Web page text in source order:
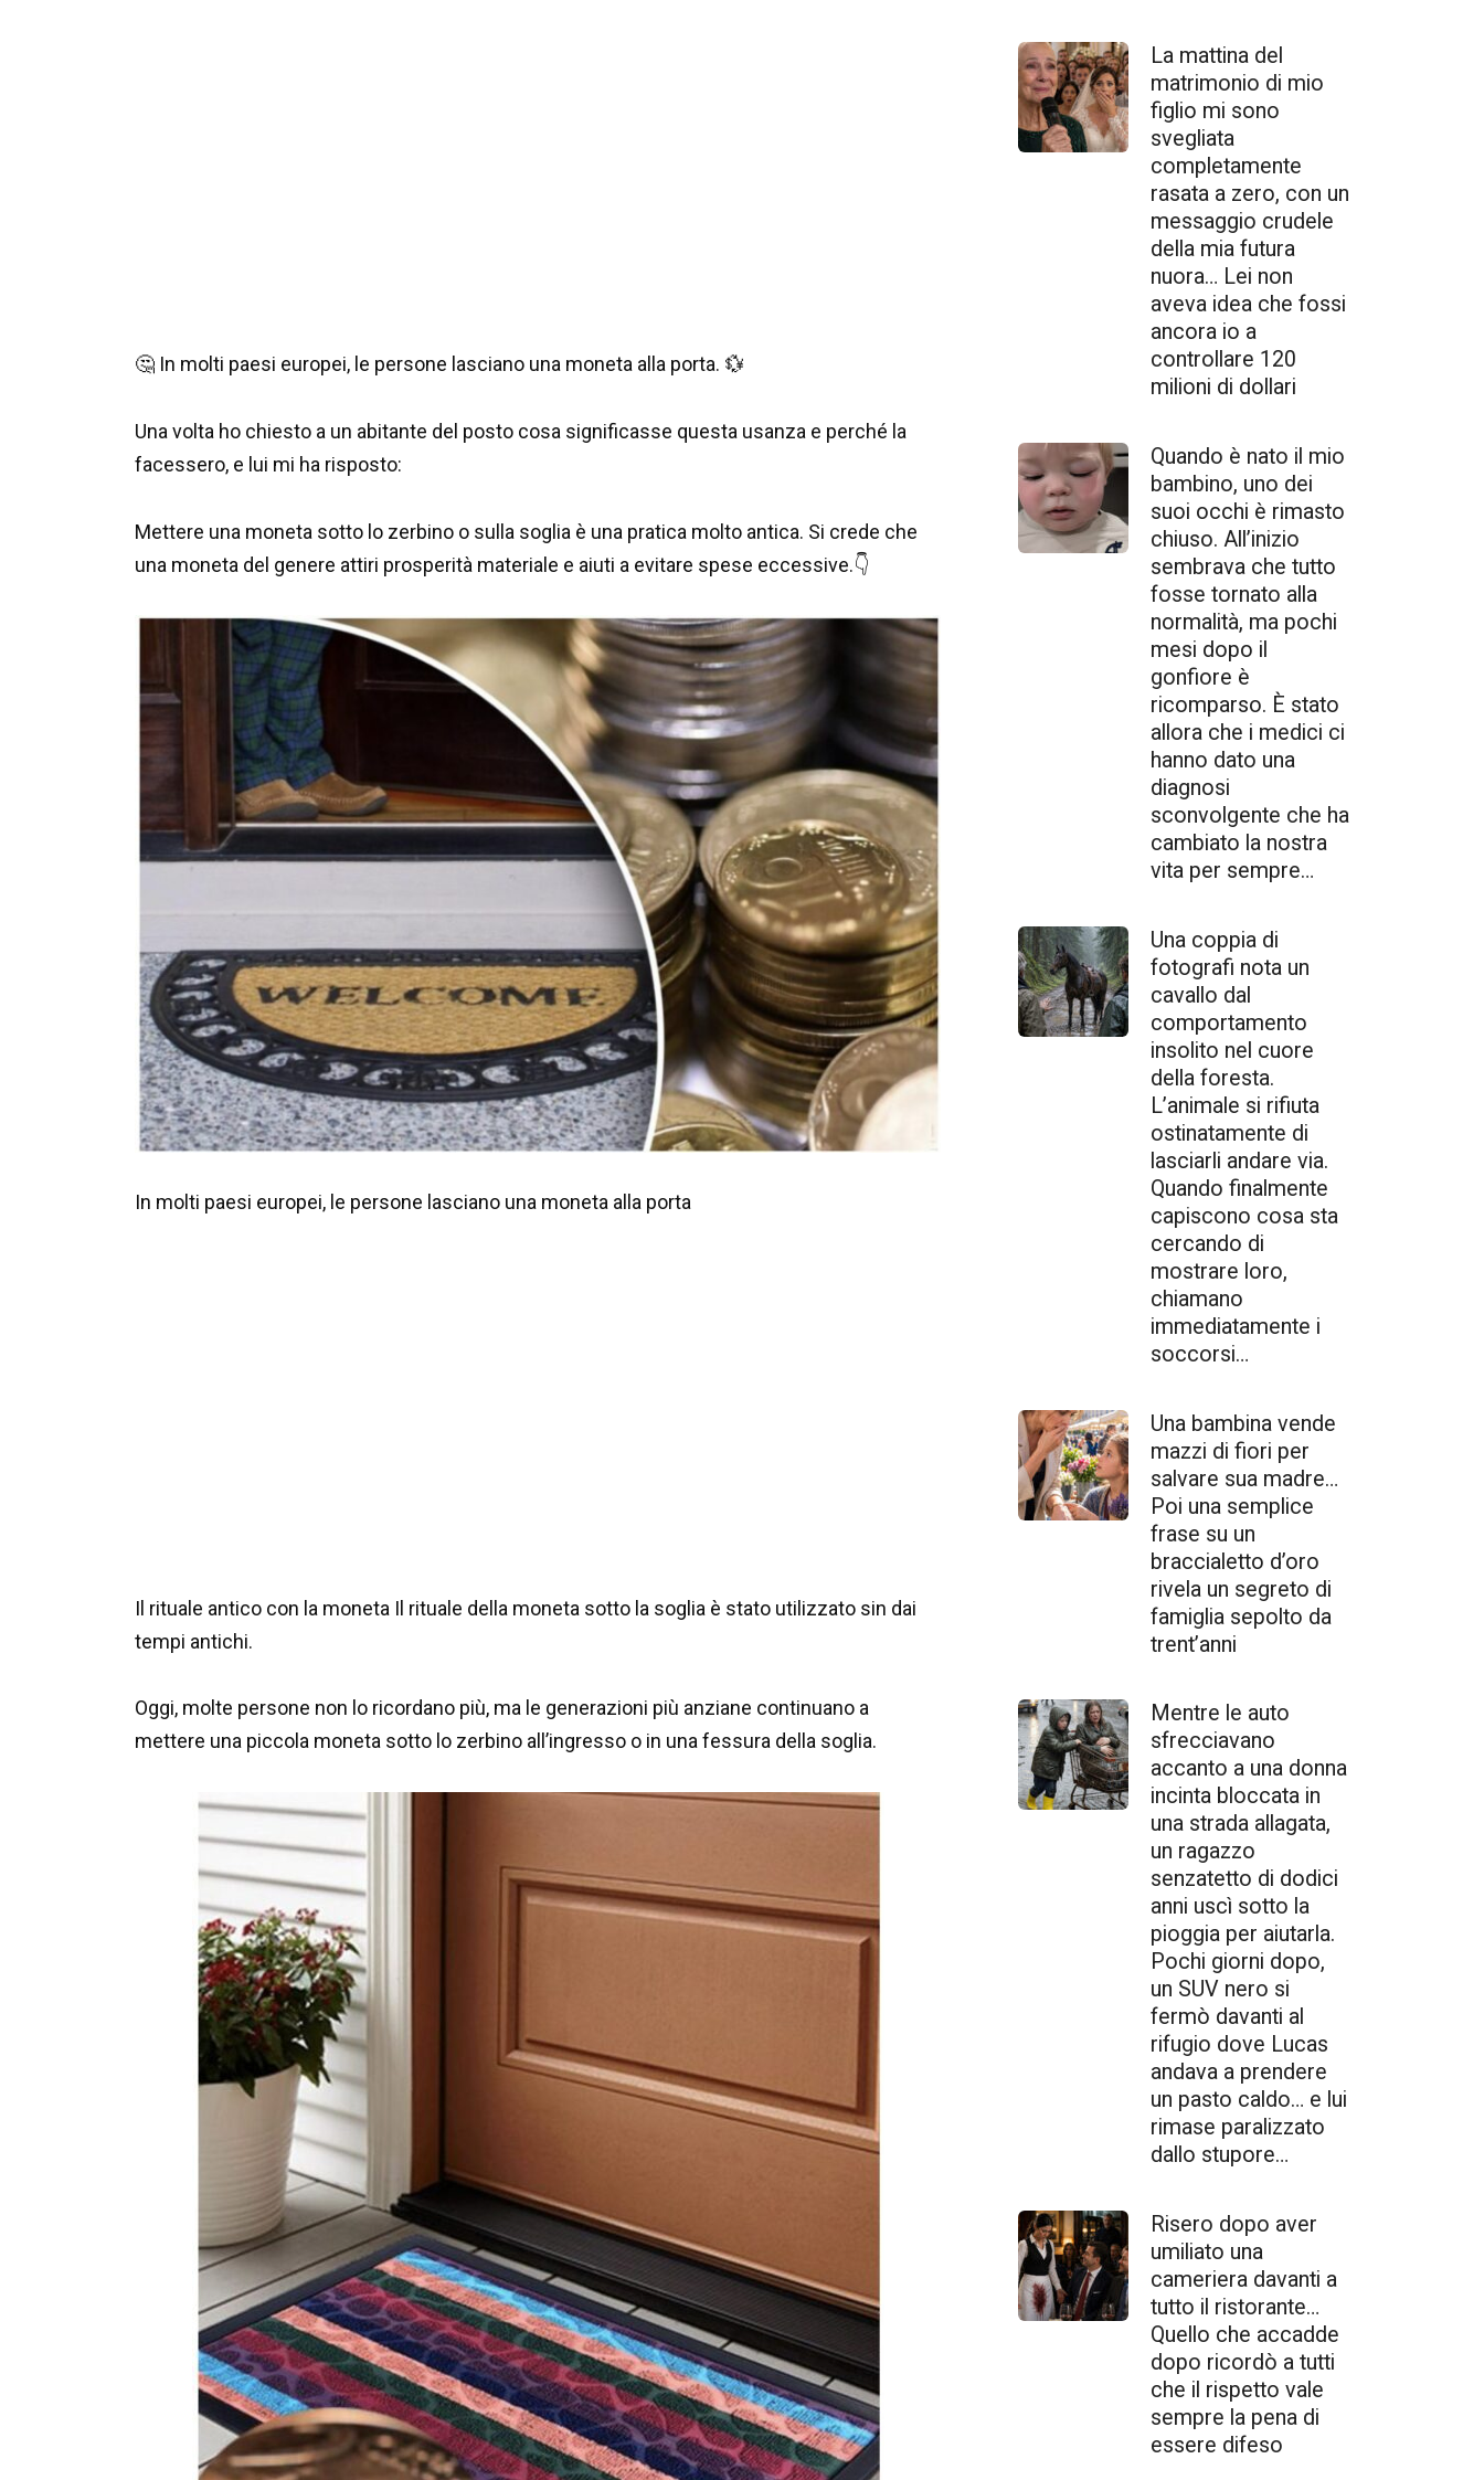
🤔 In molti paesi europei, le persone lasciano una moneta alla porta. 💱
Una volta ho chiesto a un abitante del posto cosa significasse questa usanza e perché la
facessero, e lui mi ha risposto:
Mettere una moneta sotto lo zerbino o sulla soglia è una pratica molto antica. Si crede che
una moneta del genere attiri prosperità materiale e aiuti a evitare spese eccessive.👇
In molti paesi europei, le persone lasciano una moneta alla porta
Il rituale antico con la moneta Il rituale della moneta sotto la soglia è stato utilizzato sin dai
tempi antichi.
Oggi, molte persone non lo ricordano più, ma le generazioni più anziane continuano a
mettere una piccola moneta sotto lo zerbino all’ingresso o in una fessura della soglia.
La mattina del
matrimonio di mio
figlio mi sono
svegliata
completamente
rasata a zero, con un
messaggio crudele
della mia futura
nuora… Lei non
aveva idea che fossi
ancora io a
controllare 120
milioni di dollari
Quando è nato il mio
bambino, uno dei
suoi occhi è rimasto
chiuso. All’inizio
sembrava che tutto
fosse tornato alla
normalità, ma pochi
mesi dopo il
gonfiore è
ricomparso. È stato
allora che i medici ci
hanno dato una
diagnosi
sconvolgente che ha
cambiato la nostra
vita per sempre…
Una coppia di
fotografi nota un
cavallo dal
comportamento
insolito nel cuore
della foresta.
L’animale si rifiuta
ostinatamente di
lasciarli andare via.
Quando finalmente
capiscono cosa sta
cercando di
mostrare loro,
chiamano
immediatamente i
soccorsi…
Una bambina vende
mazzi di fiori per
salvare sua madre…
Poi una semplice
frase su un
braccialetto d’oro
rivela un segreto di
famiglia sepolto da
trent’anni
Mentre le auto
sfrecciavano
accanto a una donna
incinta bloccata in
una strada allagata,
un ragazzo
senzatetto di dodici
anni uscì sotto la
pioggia per aiutarla.
Pochi giorni dopo,
un SUV nero si
fermò davanti al
rifugio dove Lucas
andava a prendere
un pasto caldo… e lui
rimase paralizzato
dallo stupore…
Risero dopo aver
umiliato una
cameriera davanti a
tutto il ristorante…
Quello che accadde
dopo ricordò a tutti
che il rispetto vale
sempre la pena di
essere difeso